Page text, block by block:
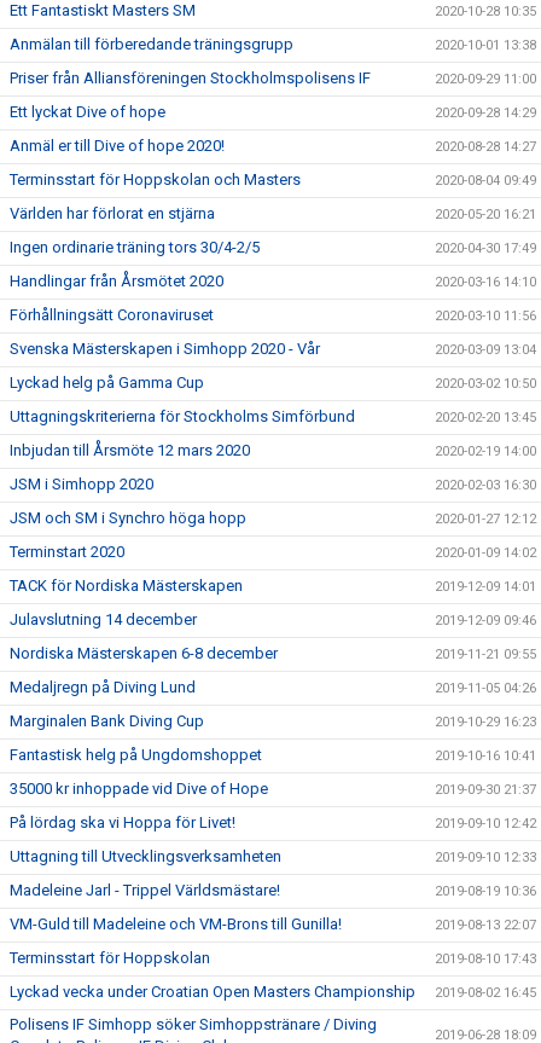
Ett Fantastiskt Masters SM 2020-10-28 10:35
Anmälan till förberedande träningsgrupp 2020-10-01 13:38
Priser från Alliansföreningen Stockholmspolisens IF 2020-09-29 11:00
Ett lyckat Dive of hope 2020-09-28 14:29
Anmäl er till Dive of hope 2020! 2020-08-28 14:27
Terminsstart för Hoppskolan och Masters 2020-08-04 09:49
Världen har förlorat en stjärna 2020-05-20 16:21
Ingen ordinarie träning tors 30/4-2/5 2020-04-30 17:49
Handlingar från Årsmötet 2020 2020-03-16 14:10
Förhållningsätt Coronaviruset 2020-03-10 11:56
Svenska Mästerskapen i Simhopp 2020 - Vår 2020-03-09 13:04
Lyckad helg på Gamma Cup 2020-03-02 10:50
Uttagningskriterierna för Stockholms Simförbund 2020-02-20 13:45
Inbjudan till Årsmöte 12 mars 2020 2020-02-19 14:00
JSM i Simhopp 2020 2020-02-03 16:30
JSM och SM i Synchro höga hopp 2020-01-27 12:12
Terminstart 2020 2020-01-09 14:02
TACK för Nordiska Mästerskapen 2019-12-09 14:01
Julavslutning 14 december 2019-12-09 09:46
Nordiska Mästerskapen 6-8 december 2019-11-21 09:55
Medaljregn på Diving Lund 2019-11-05 04:26
Marginalen Bank Diving Cup 2019-10-29 16:23
Fantastisk helg på Ungdomshoppet 2019-10-16 10:41
35000 kr inhoppade vid Dive of Hope 2019-09-30 21:37
På lördag ska vi Hoppa för Livet! 2019-09-10 12:42
Uttagning till Utvecklingsverksamheten 2019-09-10 12:33
Madeleine Jarl - Trippel Världsmästare! 2019-08-19 10:36
VM-Guld till Madeleine och VM-Brons till Gunilla! 2019-08-13 22:07
Terminsstart för Hoppskolan 2019-08-10 17:43
Lyckad vecka under Croatian Open Masters Championship 2019-08-02 16:45
Polisens IF Simhopp söker Simhoppstränare / Diving
2019-06-28 18:09